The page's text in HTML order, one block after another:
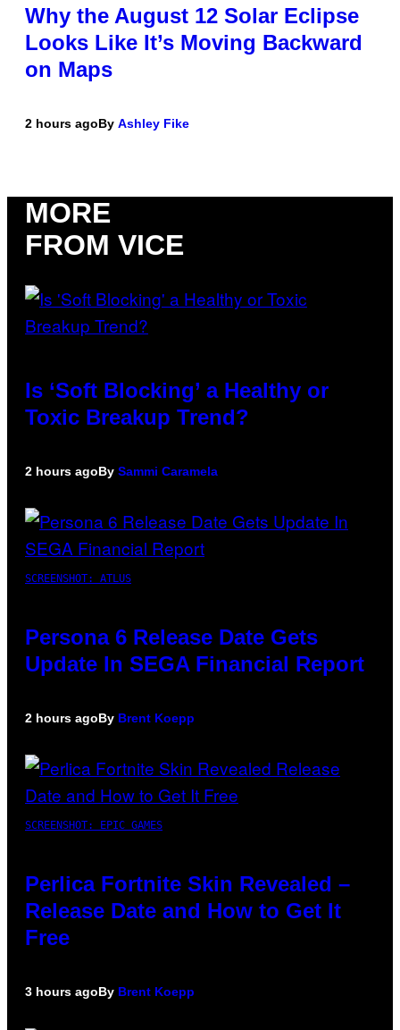
Why the August 12 Solar Eclipse
Looks Like It’s Moving Backward
on Maps
2 hours agoBy Ashley Fike
MORE
FROM VICE
Is ‘Soft Blocking’ a Healthy or
Toxic Breakup Trend?
2 hours agoBy Sammi Caramela
SCREENSHOT: ATLUS
Persona 6 Release Date Gets
Update In SEGA Financial Report
2 hours agoBy Brent Koepp
SCREENSHOT: EPIC GAMES
Perlica Fortnite Skin Revealed –
Release Date and How to Get It
Free
3 hours agoBy Brent Koepp